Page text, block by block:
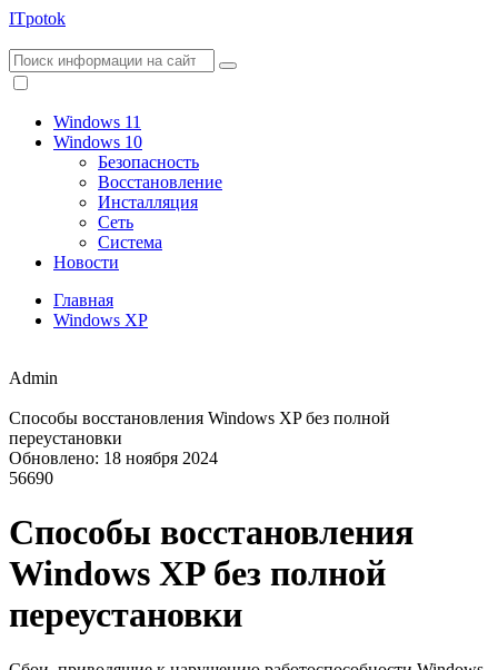
ITpotok
Windows 11
Windows 10
Безопасность
Восстановление
Инсталляция
Сеть
Система
Новости
Главная
Windows XP
Admin
Способы восстановления Windows XP без полной
переустановки
Обновлено: 18 ноября 2024
56690
Способы восстановления
Windows XP без полной
переустановки